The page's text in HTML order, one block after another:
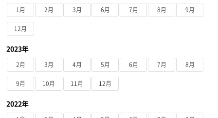
1月 2月 3月 6月 7月 8月 9月
12月
2023年
2月 3月 4月 5月 6月 7月 8月
9月 10月 11月 12月
2022年